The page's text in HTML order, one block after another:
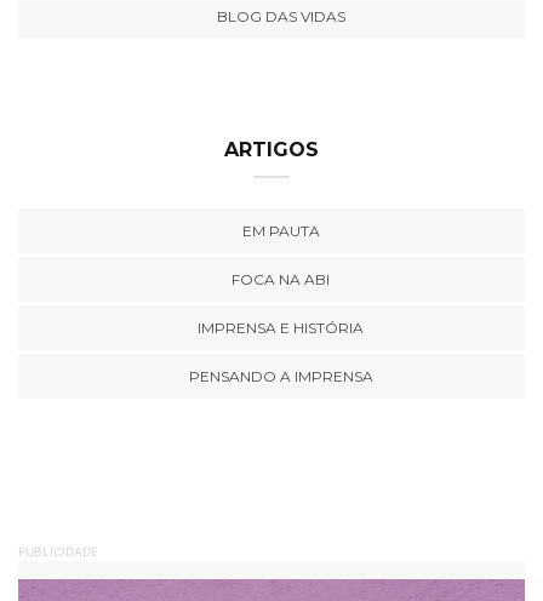
BLOG DAS VIDAS
ARTIGOS
EM PAUTA
FOCA NA ABI
IMPRENSA E HISTÓRIA
PENSANDO A IMPRENSA
PUBLICIDADE